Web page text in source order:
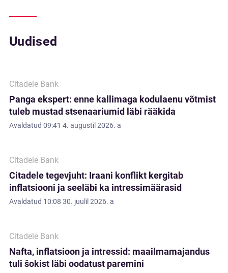
Uudised
Citadele Bank
Panga ekspert: enne kallimaga kodulaenu võtmist
tuleb mustad stsenaariumid läbi rääkida
Avaldatud 09:41 4. augustil 2026. a
Citadele Bank
Citadele tegevjuht: Iraani konflikt kergitab
inflatsiooni ja seeläbi ka intressimäärasid
Avaldatud 10:08 30. juulil 2026. a
Citadele Bank
Nafta, inflatsioon ja intressid: maailmamajandus
tuli šokist läbi oodatust paremini